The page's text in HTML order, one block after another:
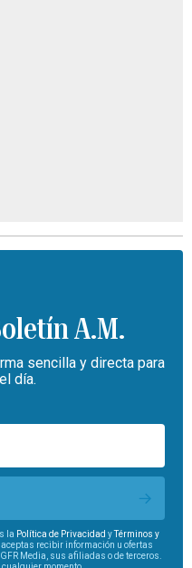
A.M.
sencilla y directa para
día.
la Política de Privacidad yTérminos y
recibir información u ofertas
Media, sus afiliadas o de terceros.